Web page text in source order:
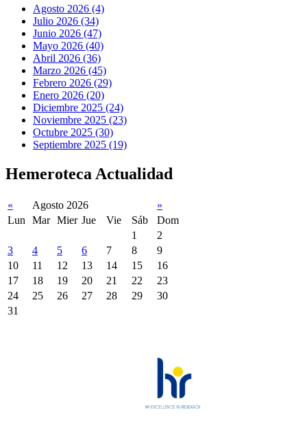
Agosto 2026 (4)
Julio 2026 (34)
Junio 2026 (47)
Mayo 2026 (40)
Abril 2026 (36)
Marzo 2026 (45)
Febrero 2026 (29)
Enero 2026 (20)
Diciembre 2025 (24)
Noviembre 2025 (23)
Octubre 2025 (30)
Septiembre 2025 (19)
Hemeroteca Actualidad
« Agosto 2026
»
Lun
Mar Mier Jue Vie Sáb
Dom
1
2
3
4 5 6 7 8
9
10
11 12 13 14 15
16
17
18 19 20 21 22
23
24
25 26 27 28 29
30
31